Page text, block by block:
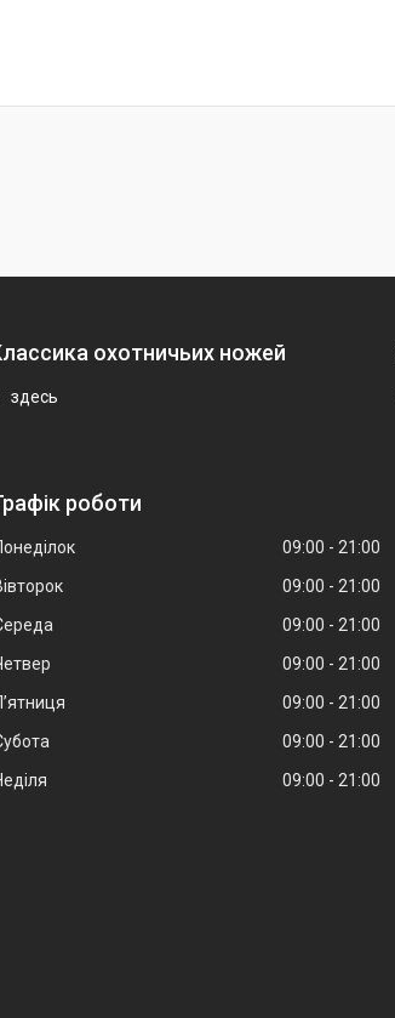
охотничьих ножей
здесь
роботи
09:00
21:00
09:00
21:00
09:00
21:00
09:00
21:00
09:00
21:00
09:00
21:00
09:00 21:00